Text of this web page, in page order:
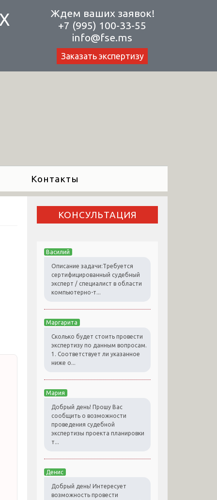
Ждем ваших заявок!
+7 (995) 100-33-55
info@fse.ms
Заказать экспертизу
Контакты
КОНСУЛЬТАЦИЯ
Василий
Описание задачи:Требуется
сертифицированный судебный
эксперт / специалист в области
компьютерно-т...
Маргарита
Сколько будет стоить провести
экспертизу по данным вопросам.
1. Соответствует ли указанное
ниже о...
Мария
Добрый день! Прошу Вас
сообщить о возможности
проведения судебной
экспертизы проекта планировки
т...
Денис
Добрый день! Интересует
возможность провести